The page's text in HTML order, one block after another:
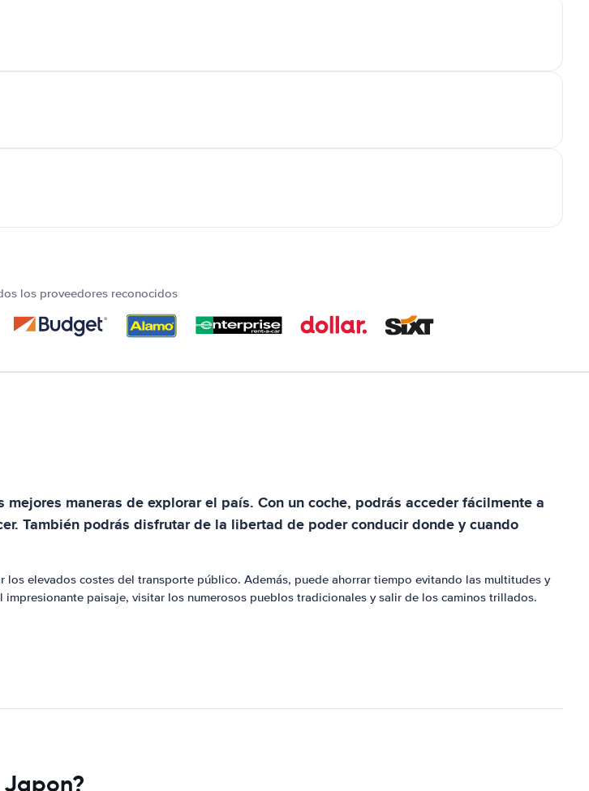
los proveedores reconocidos
maneras de explorar el país. Con un coche, podrás acceder fácilmente a
También podrás disfrutar de la libertad de poder conducir donde y cuando
elevados costes del transporte público. Además, puede ahorrar tiempo evitando las multitudes y
paisaje, visitar los numerosos pueblos tradicionales y salir de los caminos trillados.
Japon?